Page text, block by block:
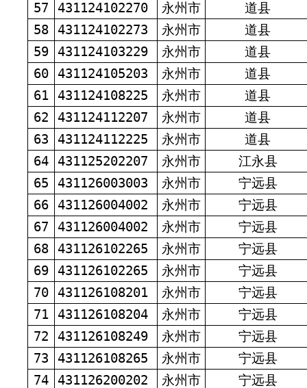
57
431124102270 永州市
道县
58
431124102273 永州市
道县
59
431124103229 永州市
道县
60
431124105203 永州市
道县
61
431124108225 永州市
道县
62
431124112207 永州市
道县
63
431124112225 永州市
道县
64
431125202207 永州市
江永县
65
431126003003 永州市
宁远县
66
431126004002 永州市
宁远县
67
431126004002 永州市
宁远县
68
431126102265 永州市
宁远县
69
431126102265 永州市
宁远县
70
431126108201 永州市
宁远县
71
431126108204 永州市
宁远县
72
431126108249 永州市
宁远县
73
431126108265 永州市
宁远县
74
431126200202 永州市
宁远县